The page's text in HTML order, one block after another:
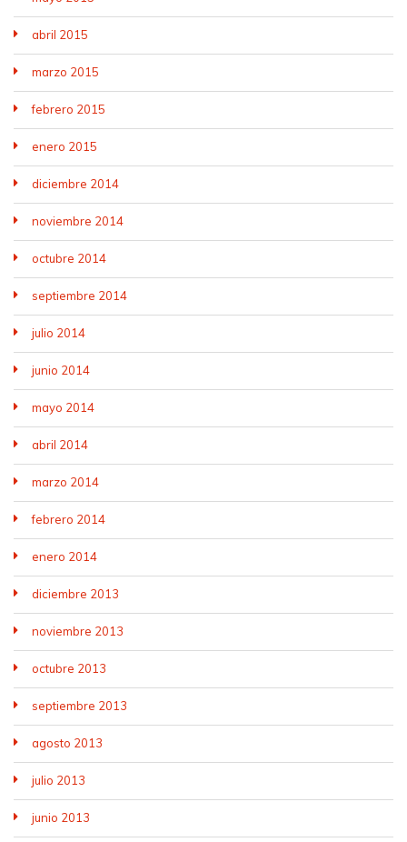
abril 2015
marzo 2015
febrero 2015
enero 2015
diciembre 2014
noviembre 2014
octubre 2014
septiembre 2014
julio 2014
junio 2014
mayo 2014
abril 2014
marzo 2014
febrero 2014
enero 2014
diciembre 2013
noviembre 2013
octubre 2013
septiembre 2013
agosto 2013
julio 2013
junio 2013